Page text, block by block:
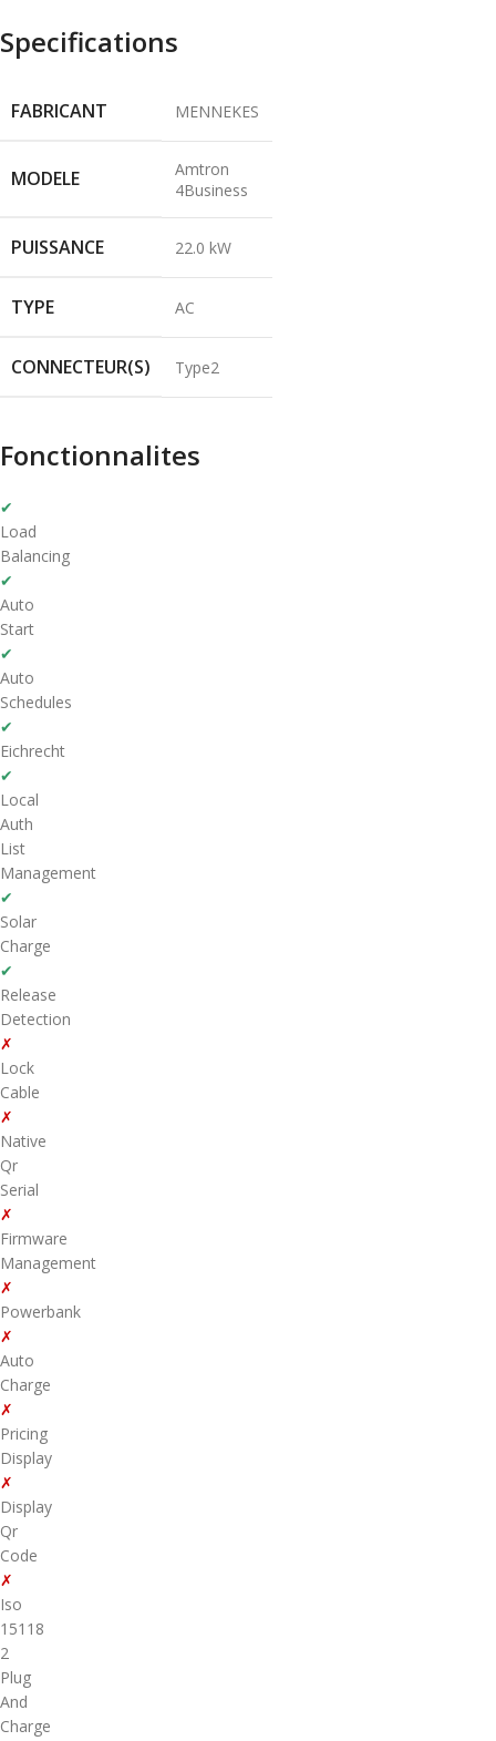
Specifications
FABRICANT MENNEKES
MODELE
Amtron
4Business
PUISSANCE 22.0 kW
TYPE AC
CONNECTEUR(S) Type2
Fonctionnalites
✔
Load
Balancing
✔
Auto
Start
✔
Auto
Schedules
✔
Eichrecht
✔
Local
Auth
List
Management
✔
Solar
Charge
✔
Release
Detection
✗
Lock
Cable
✗
Native
Qr
Serial
✗
Firmware
Management
✗
Powerbank
✗
Auto
Charge
✗
Pricing
Display
✗
Display
Qr
Code
✗
Iso
15118
2
Plug
And
Charge